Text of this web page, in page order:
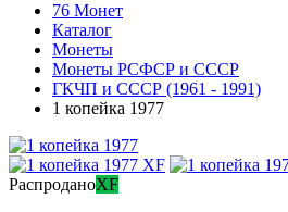
76 Монет
Каталог
Монеты
Монеты РСФСР и СССР
ГКЧП и СССР (1961 - 1991)
1 копейка 1977
РаспроданоXF